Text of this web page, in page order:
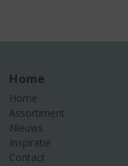
Home
Home
Assortiment
Nieuws
Inspiratie
Contact